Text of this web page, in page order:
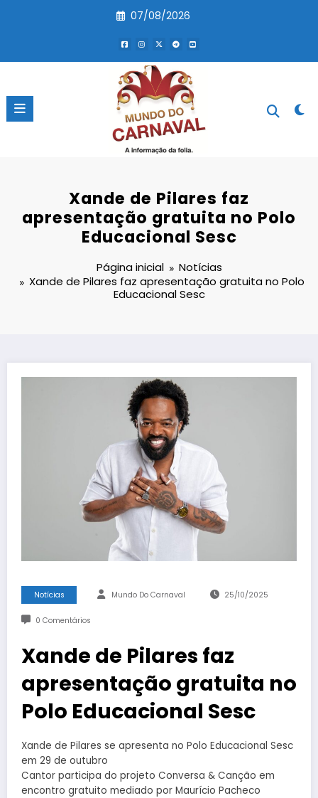
07/08/2026
Xande de Pilares faz
apresentação gratuita no Polo
Educacional Sesc
Página inicial
Notícias
Xande de Pilares faz apresentação gratuita no Polo
Educacional Sesc
Notícias Mundo Do Carnaval 25/10/2025
0 Comentários
Xande de Pilares faz
apresentação gratuita no
Polo Educacional Sesc
Xande de Pilares se apresenta no Polo Educacional Sesc
em 29 de outubro
Cantor participa do projeto Conversa & Canção em
encontro gratuito mediado por Maurício Pacheco